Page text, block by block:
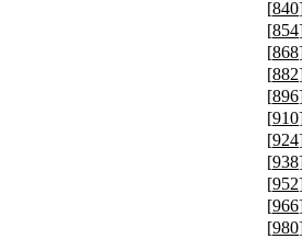
[840
[854
[868
[882
[896
[910
[924
[938
[952
[966
[980